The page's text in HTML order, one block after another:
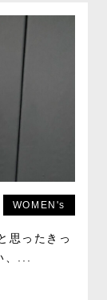
WOMEN's
思ったきっ
、...